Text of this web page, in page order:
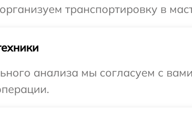
транспортировку в
анализа мы согласуем с